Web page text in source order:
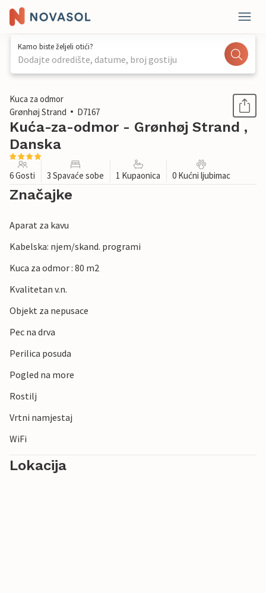
Kamo biste željeli otići?
Dodajte odredište, datume, broj gostiju
1 / 14
Kuca za odmor
Grønhøj Strand
D7167
Kuća-za-odmor - Grønhøj Strand ,
Danska
6 Gosti 3 Spavaće sobe 1 Kupaonica 0 Kućni ljubimac
Značajke
Aparat za kavu
Kabelska: njem/skand. programi
Kuca za odmor : 80 m2
Kvalitetan v.n.
Objekt za nepusace
Pec na drva
Perilica posuda
Pogled na more
Rostilj
Vrtni namjestaj
WiFi
Lokacija